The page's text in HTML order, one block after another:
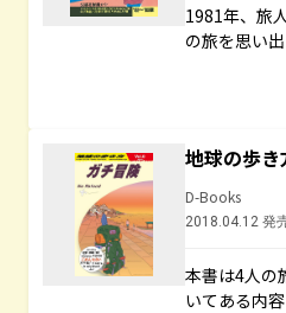
1981年、旅
の旅を思い
地球の歩
D-Books
2018.04.12 発
本書は4人の
いてある内